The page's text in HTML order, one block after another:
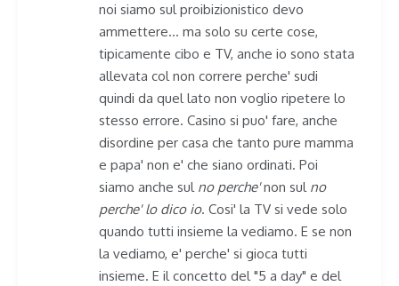
noi siamo sul proibizionistico devo
ammettere… ma solo su certe cose,
tipicamente cibo e TV, anche io sono stata
allevata col non correre perche' sudi
quindi da quel lato non voglio ripetere lo
stesso errore. Casino si puo' fare, anche
disordine per casa che tanto pure mamma
e papa' non e' che siano ordinati. Poi
siamo anche sul no perche'non sul no
perche' lo dico io. Cosi' la TV si vede solo
quando tutti insieme la vediamo. E se non
la vediamo, e' perche' si gioca tutti
insieme. E il concetto del "5 a day" e del